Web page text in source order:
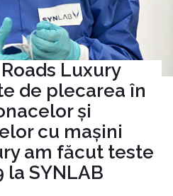
Luxury
de plecarea în
și
cu mașini
am făcut teste
la SYNLAB